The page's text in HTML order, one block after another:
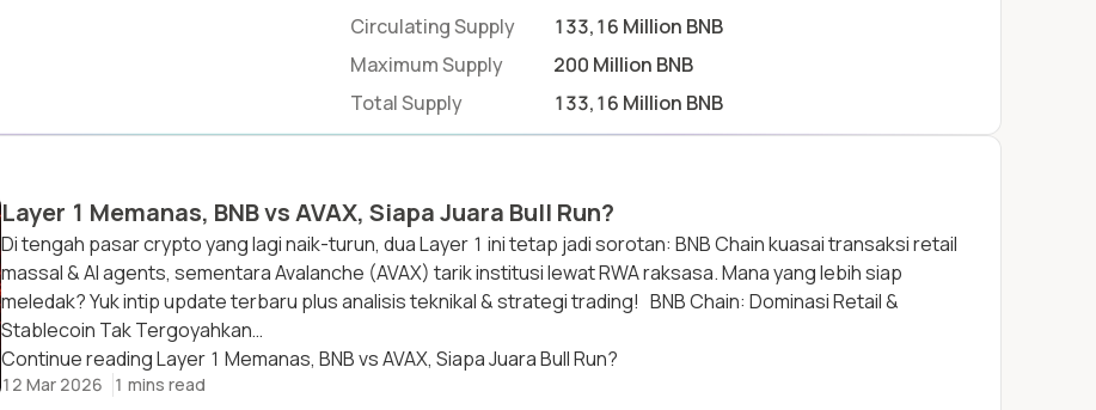
Circulating Supply
133,16 Million BNB
Maximum Supply
200 Million BNB
Total Supply
133,16 Million BNB
Layer 1 Memanas, BNB vs AVAX, Siapa Juara Bull Run?
Di tengah pasar crypto yang lagi naik-turun, dua Layer 1 ini tetap jadi sorotan: BNB Chain kuasai transaksi retail
massal & AI agents, sementara Avalanche (AVAX) tarik institusi lewat RWA raksasa. Mana yang lebih siap
meledak? Yuk intip update terbaru plus analisis teknikal & strategi trading! BNB Chain: Dominasi Retail &
Stablecoin Tak Tergoyahkan…
Continue readingLayer 1 Memanas, BNB vs AVAX, Siapa Juara Bull Run?
12 Mar 2026 1 mins read